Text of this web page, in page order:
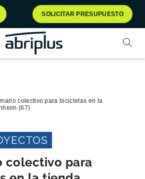
SOLICITAR PRESUPUESTO
Abrir
colectivo para bicicletas en la
(67)
colectivo para